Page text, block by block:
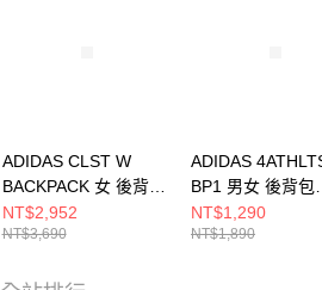
ADIDAS CLST W
BACKPACK 女 後背包
KW4750
NT$2,952
NT$3,690
ADIDAS
BP1 男女 後背包
JL6155
NT$1,290
NT$1,890